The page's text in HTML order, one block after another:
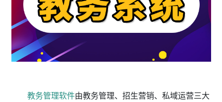
教务管理软件由教务管理、招生营销、私域运营三大